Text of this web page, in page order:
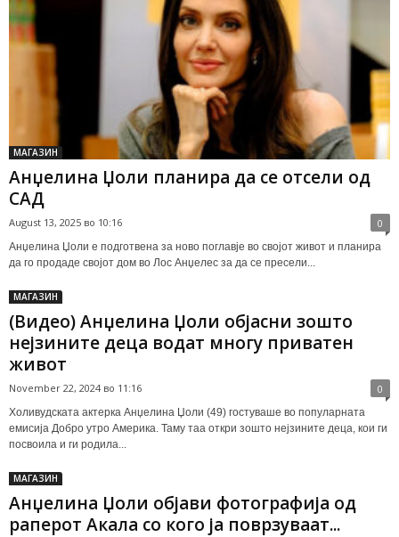
МАГАЗИН
Анџелина Џоли планира да се отсели од
САД
August 13, 2025 во 10:16 0
Анџелина Џоли е подготвена за ново поглавје во својот живот и планира
да го продаде својот дом во Лос Анџелес за да се пресели...
МАГАЗИН
(Видео) Анџелина Џоли објасни зошто
нејзините деца водат многу приватен
живот
November 22, 2024 во 11:16 0
Холивудската актерка Анџелина Џоли (49) гостуваше во популарната
емисија Добро утро Америка. Таму таа откри зошто нејзините деца, кои ги
посвоила и ги родила...
МАГАЗИН
Анџелина Џоли објави фотографија од
раперот Акала со кого ја поврзуваат...